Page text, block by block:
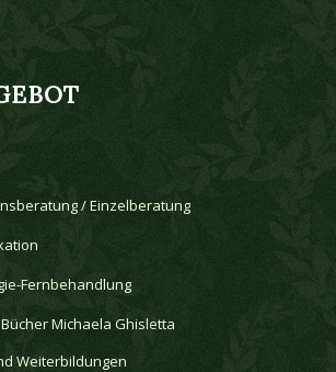
/ Einzelberatung
Fernbehandlung
Michaela Ghisletta
Weiterbildungen